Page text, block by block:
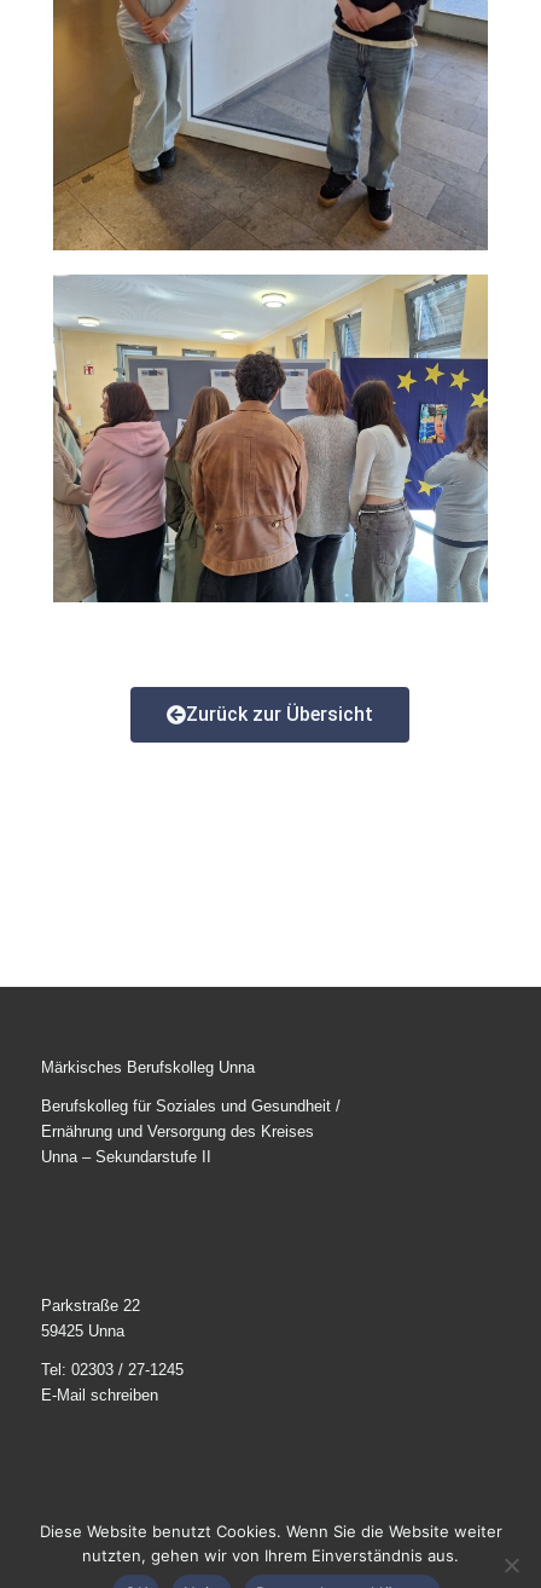
Zurück zur Übersicht
Märkisches Berufskolleg Unna
Berufskolleg für Soziales und Gesundheit /
Ernährung und Versorgung des Kreises
Unna – Sekundarstufe II
Parkstraße 22
59425 Unna
Tel: 02303 / 27-1245
E-Mail schreiben
© 2025Märkisches Berufskolleg Unna. Alle Rechte
vorbehalten.
Diese Website benutzt Cookies. Wenn Sie die Website weiter
nutzten, gehen wir von Ihrem Einverständnis aus.